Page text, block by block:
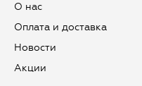
О нас
Оплата и доставка
Новости
Aкции